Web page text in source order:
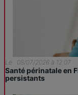
Le : 08/07/2026 à 12:07
Santé périnatale en
persistants